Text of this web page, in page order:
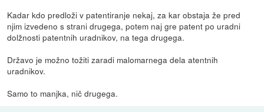
Kadar kdo predloži v patentiranje nekaj, za kar obstaja že pred
njim izvedeno s strani drugega, potem naj gre patent po uradni
dolžnosti patentnih uradnikov, na tega drugega.
Državo je možno tožiti zaradi malomarnega dela atentnih
uradnikov.
Samo to manjka, nič drugega.